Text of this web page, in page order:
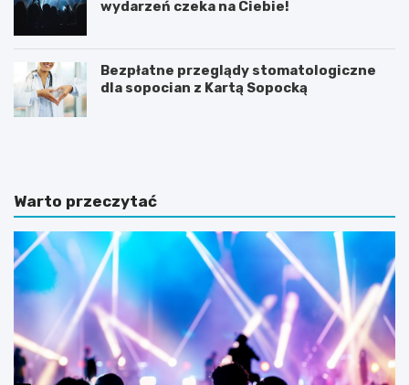
wydarzeń czeka na Ciebie!
Bezpłatne przeglądy stomatologiczne
dla sopocian z Kartą Sopocką
N
g
i
w
S
o
p
o
c
i
e
n
Z
n
a
a
u
r
a
w
S
o
p
o
Warto przeczytać